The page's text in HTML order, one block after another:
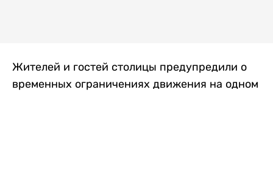
Жителей и гостей столицы предупредили о
временных ограничениях движения на одном